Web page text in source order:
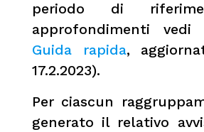
periodo di
approfondimenti
Guida rapida,
17.2.2023).
Per ciascun
generato il relativo